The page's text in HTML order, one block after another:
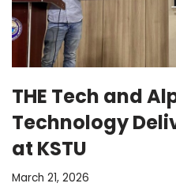
THE Tech and
Technology
at KSTU
March 21, 2026